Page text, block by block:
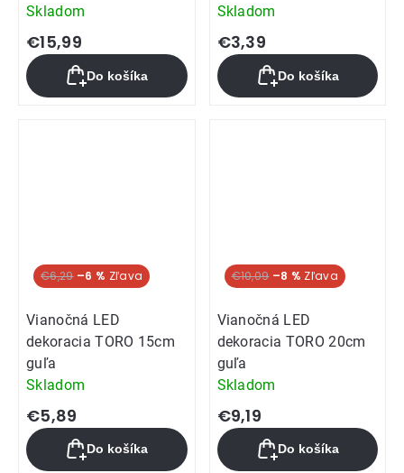
Skladom
€15,99
Do košíka
Skladom
€3,39
Do košíka
€6,29 –6 %
Vianočná LED
dekoracia TORO 15cm
guľa
Skladom
€5,89
Do košíka
€10,09 –8 %
Vianočná LED
dekoracia TORO 20cm
guľa
Skladom
€9,19
Do košíka